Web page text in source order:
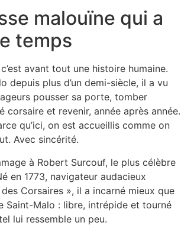
malouïne qui a
temps
avant tout une histoire humaine.
depuis plus d’un demi-siècle, il a vu
pousser sa porte, tomber
corsaire et revenir, année après année.
qu’ici, on est accueillis comme on
Avec sincérité.
à Robert Surcouf, le plus célèbre
en 1773, navigateur audacieux
Corsaires », il a incarné mieux que
Saint-Malo : libre, intrépide et tourné
lui ressemble un peu.